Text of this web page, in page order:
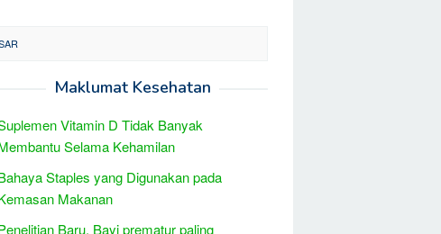
Maklumat Kesehatan
Vitamin D Tidak Banyak
Selama Kehamilan
Staples yang Digunakan pada
Makanan
Baru, Bayi prematur paling